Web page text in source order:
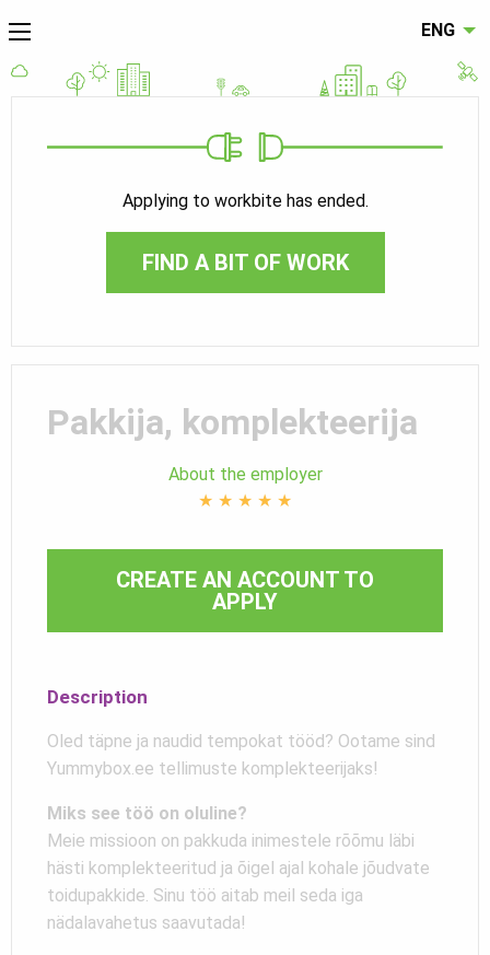
ENG
Applying to workbite has ended.
FIND A BIT OF WORK
Pakkija, komplekteerija
About the employer
★ ★ ★ ★ ★
CREATE AN ACCOUNT TO
APPLY
Description
Oled täpne ja naudid tempokat tööd? Ootame sind
Yummybox.ee tellimuste komplekteerijaks!
Miks see töö on oluline?
Meie missioon on pakkuda inimestele rõõmu läbi
hästi komplekteeritud ja õigel ajal kohale jõudvate
toidupakkide. Sinu töö aitab meil seda iga
nädalavahetus saavutada!